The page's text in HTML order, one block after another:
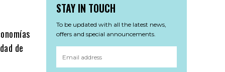
de
STAY IN TOUCH
To be updated with all the latest news,
offers and special announcements.